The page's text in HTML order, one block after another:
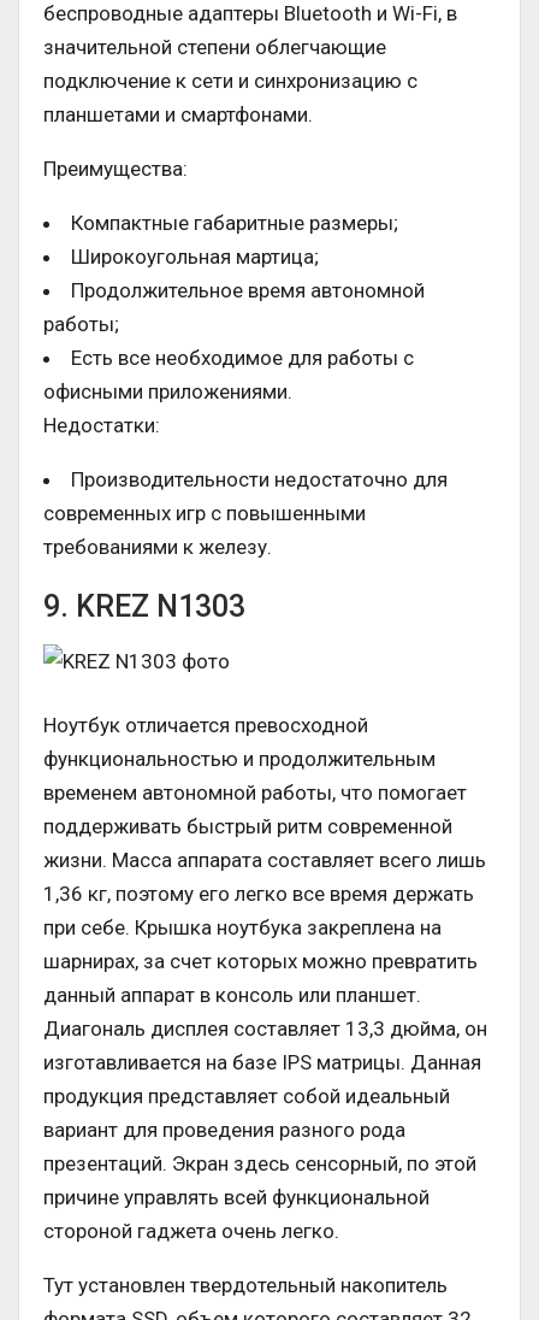
беспроводные адаптеры Bluetooth и Wi-Fi, в
значительной степени облегчающие
подключение к сети и синхронизацию с
планшетами и смартфонами.
Преимущества:
Компактные габаритные размеры;
Широкоугольная мартица;
Продолжительное время автономной
работы;
Есть все необходимое для работы с
офисными приложениями.
Недостатки:
Производительности недостаточно для
современных игр с повышенными
требованиями к железу.
9. KREZ N1303
Ноутбук отличается превосходной
функциональностью и продолжительным
временем автономной работы, что помогает
поддерживать быстрый ритм современной
жизни. Масса аппарата составляет всего лишь
1,36 кг, поэтому его легко все время держать
при себе. Крышка ноутбука закреплена на
шарнирах, за счет которых можно превратить
данный аппарат в консоль или планшет.
Диагональ дисплея составляет 13,3 дюйма, он
изготавливается на базе IPS матрицы. Данная
продукция представляет собой идеальный
вариант для проведения разного рода
презентаций. Экран здесь сенсорный, по этой
причине управлять всей функциональной
стороной гаджета очень легко.
Тут установлен твердотельный накопитель